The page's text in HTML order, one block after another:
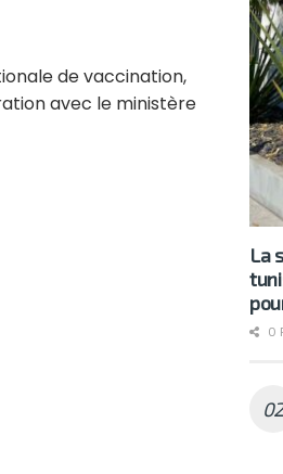
de vaccination,
avec le ministère
La
0